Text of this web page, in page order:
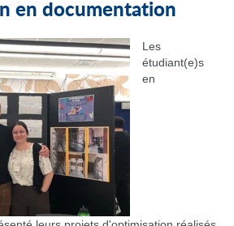
en documentation
Les
étudiant(e)s
en